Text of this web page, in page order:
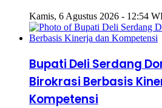
Kamis, 6 Agustus 2026 - 12:54
Bupati Deli Serdang
Birokrasi Berbasis
Kompetensi